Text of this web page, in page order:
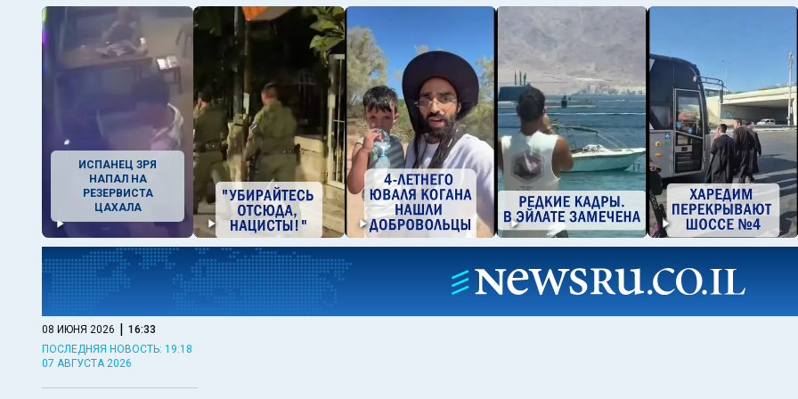
ИСПАНЕЦ ЗРЯ
НАПАЛ НА
РЕЗЕРВИСТА
ЦАХАЛА
08 ИЮНЯ 2026 | 16:33
ПОСЛЕДНЯЯ НОВОСТЬ: 19:18
07 АВГУСТА 2026